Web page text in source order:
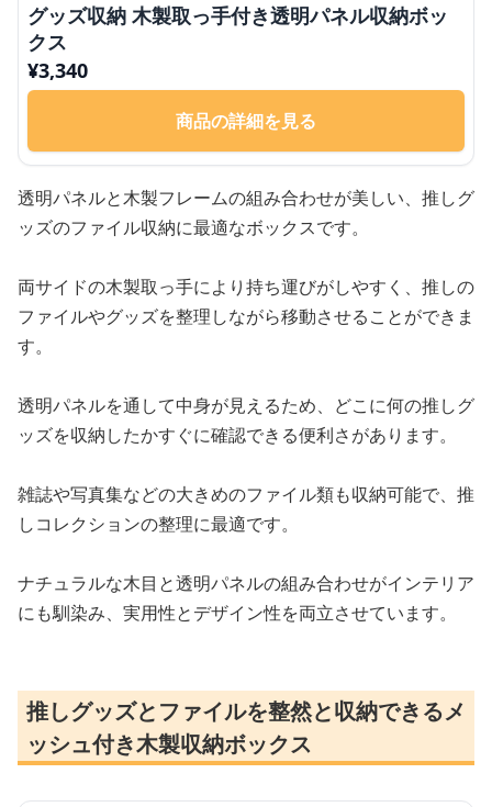
グッズ収納 木製取っ手付き透明パネル収納ボッ
クス
¥3,340
商品の詳細を見る
透明パネルと木製フレームの組み合わせが美しい、推しグ
ッズのファイル収納に最適なボックスです。
両サイドの木製取っ手により持ち運びがしやすく、推しの
ファイルやグッズを整理しながら移動させることができま
す。
透明パネルを通して中身が見えるため、どこに何の推しグ
ッズを収納したかすぐに確認できる便利さがあります。
雑誌や写真集などの大きめのファイル類も収納可能で、推
しコレクションの整理に最適です。
ナチュラルな木目と透明パネルの組み合わせがインテリア
にも馴染み、実用性とデザイン性を両立させています。
推しグッズとファイルを整然と収納できるメ
ッシュ付き木製収納ボックス